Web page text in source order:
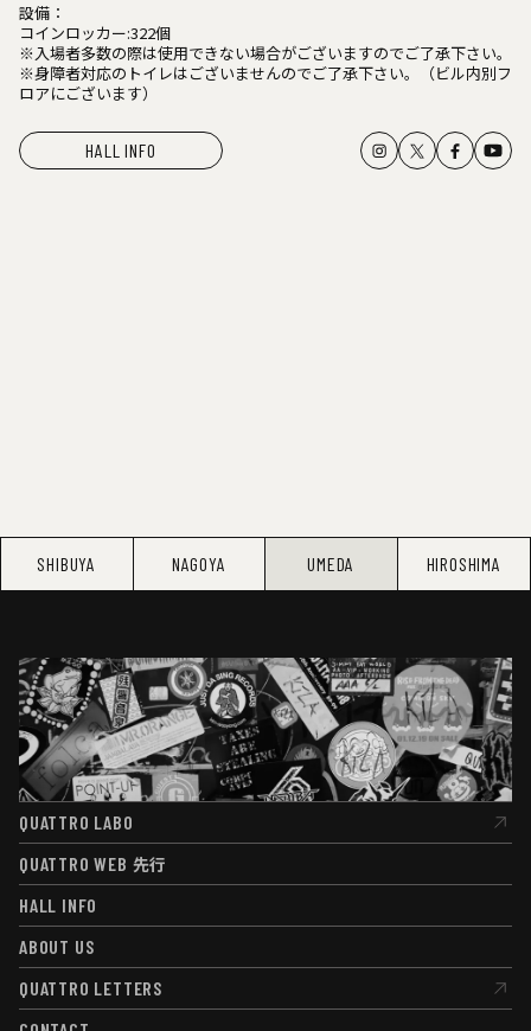
設備：
コインロッカー:322個
※入場者多数の際は使用できない場合がございますのでご了承下さい。
※身障者対応のトイレはございませんのでご了承下さい。（ビル内別フ
ロアにございます）
HALL INFO
SHIBUYA NAGOYA UMEDA HIROSHIMA
QUATTRO LABO
QUATTRO LABO
QUATTRO WEB 先行
QUATTRO WEB先行
HALL INFO
HALL INFO
ABOUT US
ABOUT US
QUATTRO LETTERS
QUATTRO LETTERS